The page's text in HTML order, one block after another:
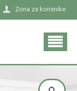
Zona za korisnike